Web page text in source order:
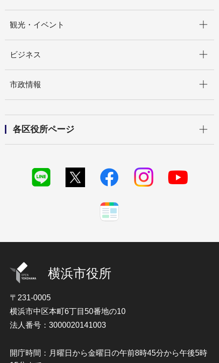
観光・イベント
ビジネス
市政情報
各区役所ページ
横浜市役所
〒231-0005
横浜市中区本町6丁目50番地の10
法人番号：3000020141003
開庁時間：月曜日から金曜日の午前8時45分から午後5時